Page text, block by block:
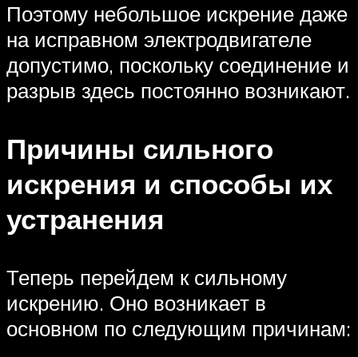
Поэтому небольшое искрение даже
на исправном электродвигателе
допустимо, поскольку соединение и
разрыв здесь постоянно возникают.
Причины сильного
искрения и способы их
устранения
Теперь перейдем к сильному
искрению. Оно возникает в
основном по следующим причинам: